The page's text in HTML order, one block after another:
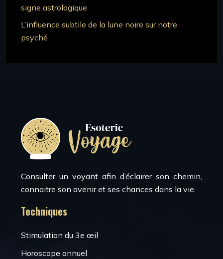
signe astrologique
L’influence subtile de la lune noire sur notre
psyché
Consulter un voyant afin d’éclairer son chemin,
connaitre son avenir et ses chances dans la vie.
Techniques
Stimulation du 3e œil
Horoscope annuel